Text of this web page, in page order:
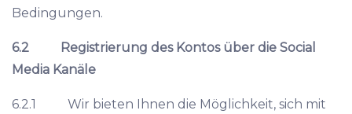
Bedingungen.
6.2
Registrierung des Kontos über die Social
Media Kanäle
6.2.1 Wir bieten Ihnen die Möglichkeit, sich mit